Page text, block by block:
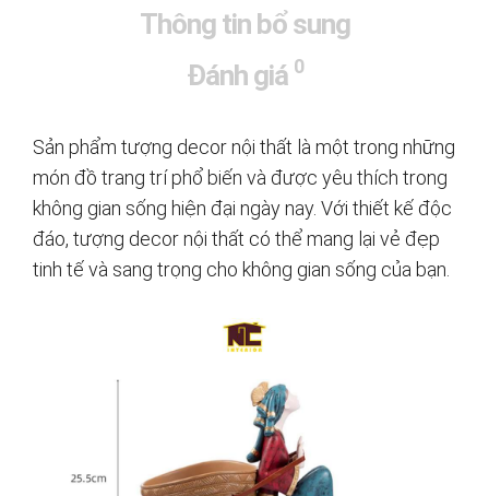
Thông tin bổ sung
Đánh giá 0
Sản phẩm tượng decor nội thất là một trong những
món đồ trang trí phổ biến và được yêu thích trong
không gian sống hiện đại ngày nay. Với thiết kế độc
đáo, tượng decor nội thất có thể mang lại vẻ đẹp
tinh tế và sang trọng cho không gian sống của bạn.